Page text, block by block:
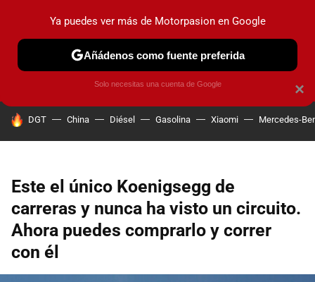
PRUEBAS COCHES ELÉCTRICOS OBSERVATORIO
HOY SE HABLA DE
DGT China Diésel Gasolina Xiaomi Mercedes-
Este el único Koenigsegg de
carreras y nunca ha visto un circuito.
Ahora puedes comprarlo y correr
con él
×
Ya puedes ver más de Motorpasion en Google
Añádenos como fuente preferida
Solo necesitas una cuenta de Google